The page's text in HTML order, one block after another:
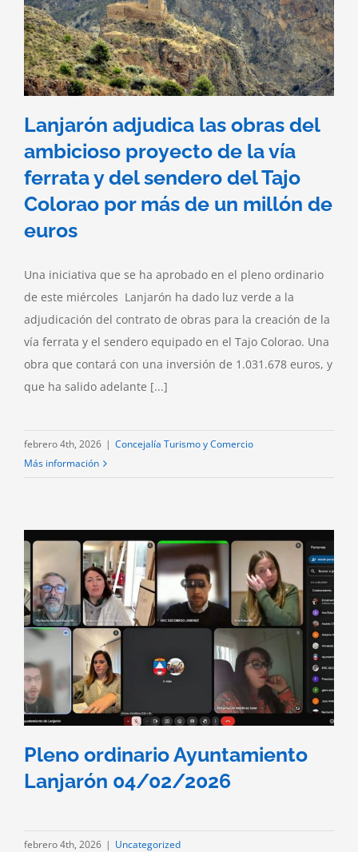
Lanjarón adjudica las obras del
ambicioso proyecto de la vía
ferrata y del sendero del Tajo
Colorao por más de un millón de
euros
Una iniciativa que se ha aprobado en el pleno ordinario
de este miércoles Lanjarón ha dado luz verde a la
adjudicación del contrato de obras para la creación de la
vía ferrata y el sendero equipado en el Tajo Colorao. Una
obra que contará con una inversión de 1.031.678 euros, y
que ha salido adelante [...]
febrero 4th, 2026 | Concejalía Turismo y Comercio
Más información
Pleno ordinario Ayuntamiento
Lanjarón 04/02/2026
febrero 4th, 2026 | Uncategorized